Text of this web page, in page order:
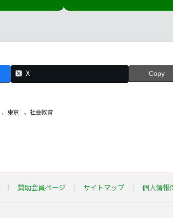
X Copy
、 東京 、 社会教育
賛助会員ページ サイトマップ 個人情報